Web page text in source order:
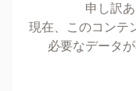
申し訳あ
現在、このコンテ
必要なデータ